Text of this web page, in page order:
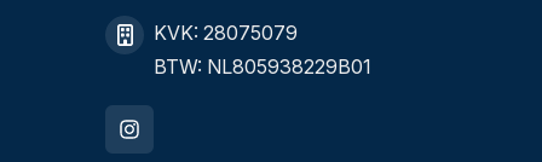
KVK: 28075079
BTW: NL805938229B01